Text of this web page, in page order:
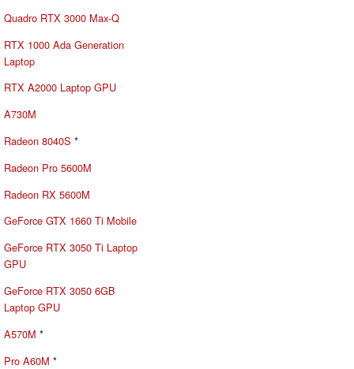
Quadro RTX 3000 Max-Q
RTX 1000 Ada Generation
Laptop
RTX A2000 Laptop GPU
A730M
Radeon 8040S *
Radeon Pro 5600M
Radeon RX 5600M
GeForce GTX 1660 Ti Mobile
GeForce RTX 3050 Ti Laptop
GPU
GeForce RTX 3050 6GB
Laptop GPU
A570M *
Pro A60M *